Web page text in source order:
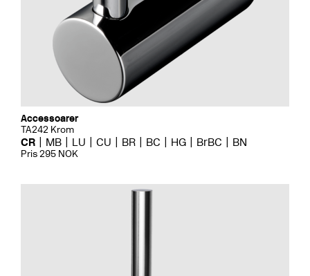
Accessoarer
TA242 Krom
CR MB LU CU BR BC HG BrBC BN
Pris 295 NOK